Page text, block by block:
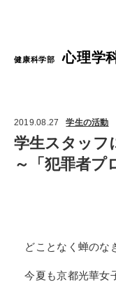
健康科学部 心理学
2019.08.27 学生の活動
学生スタッ
～「犯罪者プ
どことなく蝉のな
今夏も京都光華女